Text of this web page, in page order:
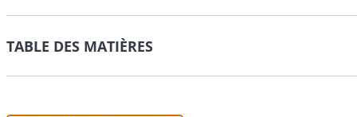
TABLE DES MATIÈRES